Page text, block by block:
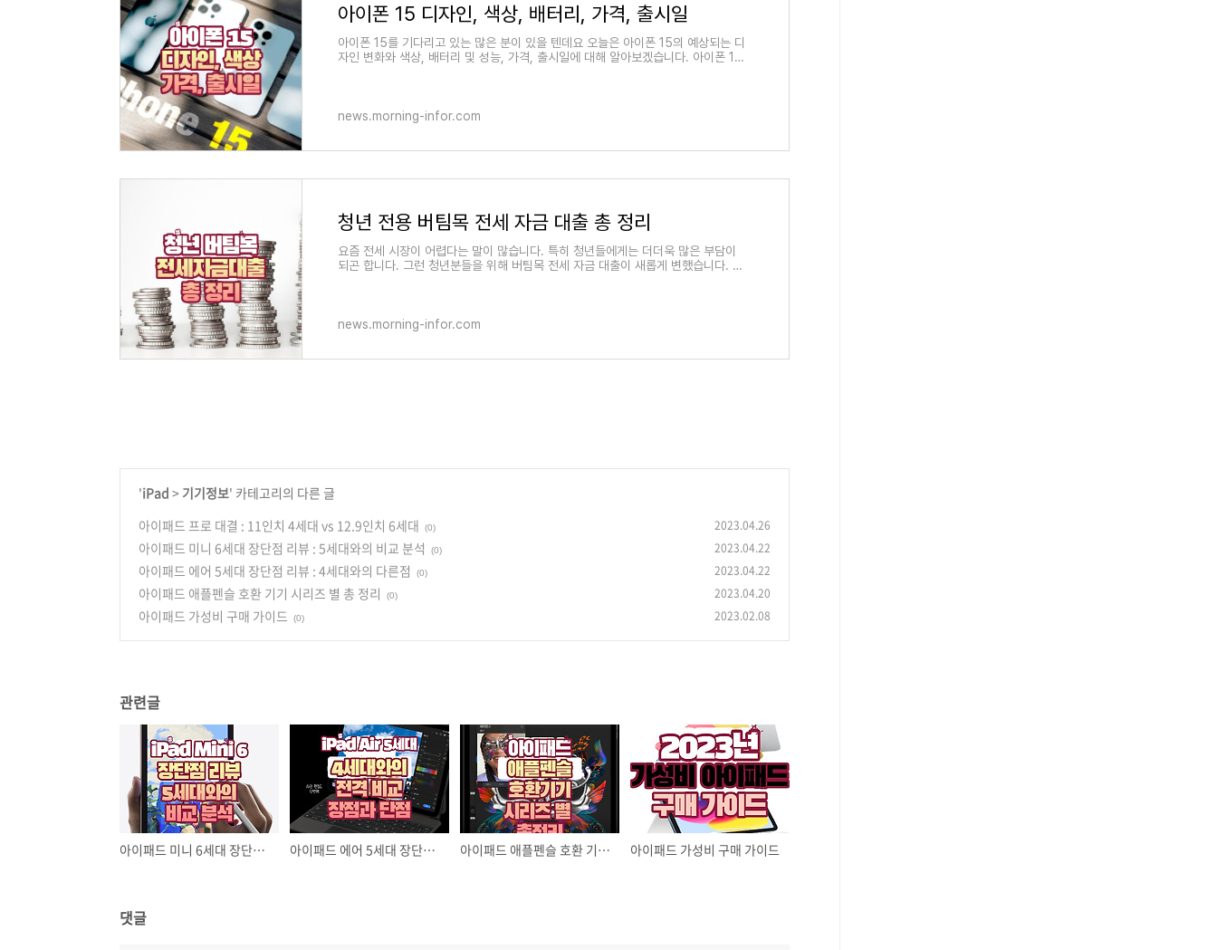
아이폰 15 디자인, 색상, 배터리, 가격, 출시일
아이폰 15를 기다리고 있는 많은 분이 있을 텐데요 오늘은 아이폰 15의 예상되는 디
자인 변화와 색상, 배터리 및 성능, 가격, 출시일에 대해 알아보겠습니다. 아이폰 15
news.morning-infor.com
청년 전용 버팀목 전세 자금 대출 총 정리
요즘 전세 시장이 어렵다는 말이 많습니다. 특히 청년들에게는 더더욱 많은 부담이
되곤 합니다. 그런 청년분들을 위해 버팀목 전세 자금 대출이 새롭게 변했습니다. 보
news.morning-infor.com
'iPad > 기기정보' 카테고리의 다른 글
아이패드 프로 대결 : 11인치 4세대 vs 12.9인치 6세대
(0) 2023.04.26
아이패드 미니 6세대 장단점 리뷰 : 5세대와의 비교 분석 (0) 2023.04.22
아이패드 에어 5세대 장단점 리뷰 : 4세대와의 다른점 (0) 2023.04.22
아이패드 애플펜슬 호환 기기 시리즈 별 총 정리 (0) 2023.04.20
아이패드 가성비 구매 가이드 (0) 2023.02.08
관련글
아이패드 미니 6세대 장단점 리뷰 : 5세대와의 비교 분석 아이패드 에어 5세대 장단점 리뷰 : 4세대와의 다른점 아이패드 애플펜슬 호환 기기 시리즈 별 총 정리 아이패드 가성비 구매 가이드
댓글